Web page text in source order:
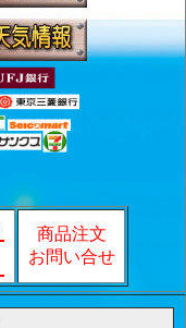
商品注文
お問い合せ